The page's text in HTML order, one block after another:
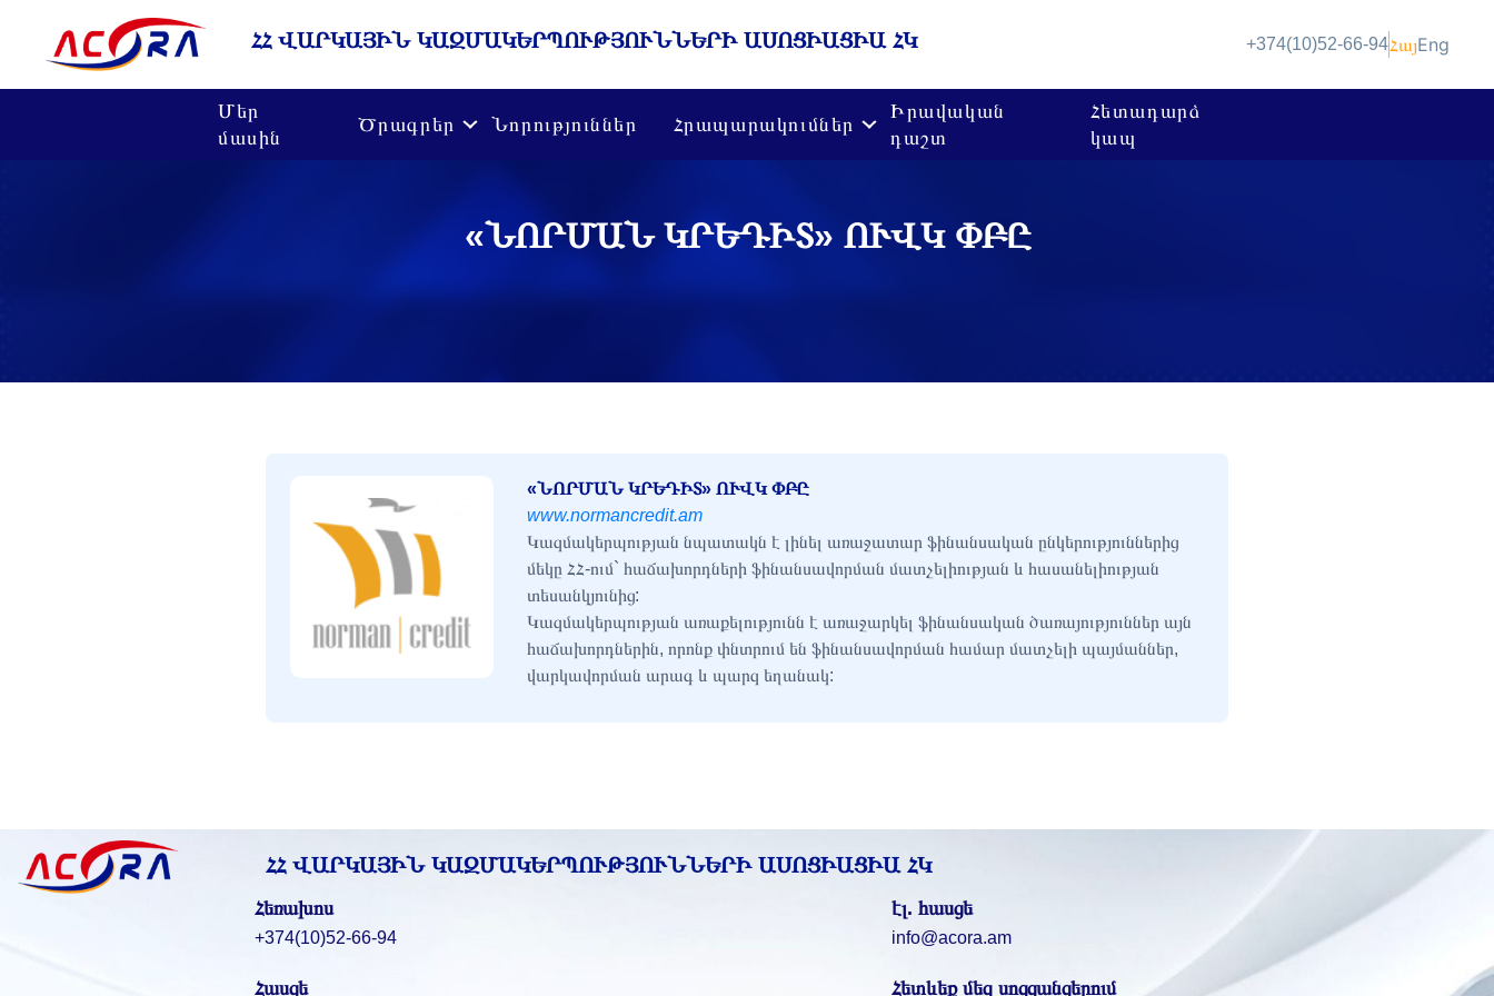
ՀՀ ՎԱՐԿԱՅԻՆ ԿԱԶՄԱԿԵՐՊՈՒԹՅՈՒՆՆԵՐԻ ԱՍՈՑԻԱՑԻԱ ՀԿ +374(10)52-66-94ՀայEng
Մեր
մասին
Ծրագրեր Նորություններ Հրապարակումներ
Իրավական
դաշտ
Հետադարձ
կապ
«ՆՈՐՄԱՆ ԿՐԵԴԻՏ» ՈՒՎԿ ՓԲԸ
«ՆՈՐՄԱՆ ԿՐԵԴԻՏ» ՈՒՎԿ ՓԲԸ
www.normancredit.am
Կազմակերպության նպատակն է լինել առաջատար ֆինանսական ընկերություններից
մեկը ՀՀ-ում` հաճախորդների ֆինանսավորման մատչելիության և հասանելիության
տեսանկյունից:
Կազմակերպության առաքելությունն է առաջարկել ֆինանսական ծառայություններ այն
հաճախորդներին, որոնք փնտրում են ֆինանսավորման համար մատչելի պայմաններ,
վարկավորման արագ և պարզ եղանակ:
ՀՀ ՎԱՐԿԱՅԻՆ ԿԱԶՄԱԿԵՐՊՈՒԹՅՈՒՆՆԵՐԻ ԱՍՈՑԻԱՑԻԱ ՀԿ
Հեռախոս
+374(10)52-66-94
Հասցե
էլ. հասցե
info@acora.am
Հետևեք մեզ սոցցանցերում